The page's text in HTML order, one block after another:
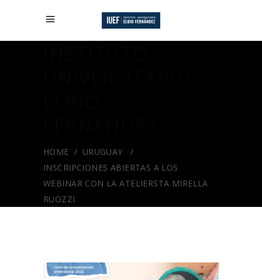
HOME / URUGUAY
/
INSCRIPCIONES ABIERTAS A LOS
WEBINAR CON LA ATELIERSTA MIRELLA
RUOZZI